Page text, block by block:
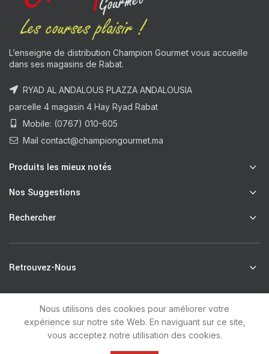
L’enseigne de distribution Champion Gourmet vous accueille
dans ses magasins de Rabat.
RYAD AL ANDALOUS PLAZZA ANDALOUSIA
parcelle 4 magasin 4 Hay Ryad Rabat
Mobile: (0767) 010-605
Mail contact@championgourmet.ma
Produits les mieux notés
Nos Suggestions
Rechercher
Retrouvez-Nous
Champion Gourmet 2021 by unsoft
Nous utilisons des cookies pour améliorer votre
expérience sur notre site Web. En naviguant sur ce site,
vous acceptez notre utilisation des cookies.